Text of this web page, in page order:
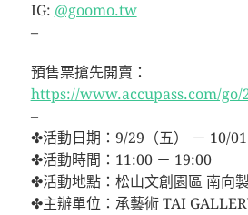
IG: @goomo.tw
–
預售票搶先開賣：
https://www.accupass.com/go/
–
✤活動日期：9/29（五） － 10/01
✤活動時間：11:00 － 19:00
✤活動地點：松山文創園區 南向
✤主辦單位：承藝術 TAI